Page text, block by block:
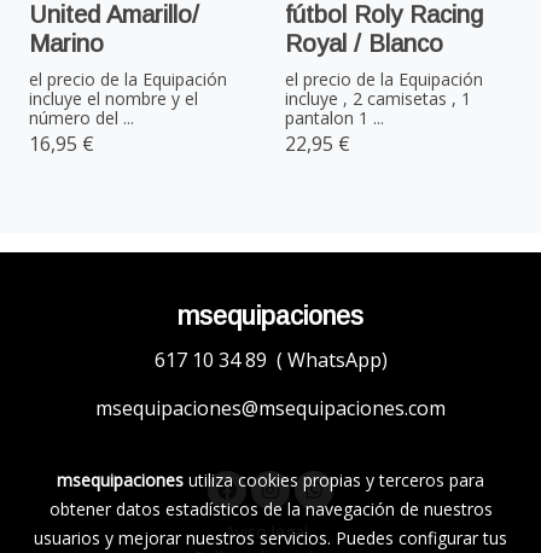
United Amarillo/
Marino
el precio de la Equipación
incluye el nombre y el
número del ...
16,95 €
fútbol Roly Racing
Royal / Blanco
el precio de la Equipación
incluye , 2 camisetas , 1
pantalon 1 ...
22,95 €
msequipaciones
617 10 34 89 ( WhatsApp)
msequipaciones@msequipaciones.com
Aviso legal
msequipaciones utiliza cookies propias y terceros para
obtener datos estadísticos de la navegación de nuestros
usuarios y mejorar nuestros servicios. Puedes configurar tus